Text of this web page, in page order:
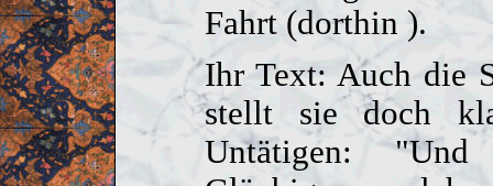
Fahrt (dorthin ).
Ihr Text: Auch die
stellt sie doch
Untätigen: